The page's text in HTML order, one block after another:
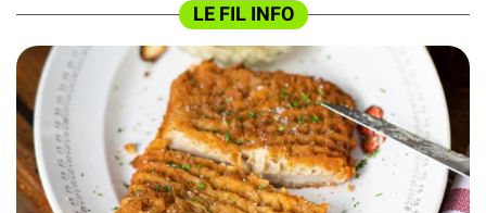
LE FIL INFO